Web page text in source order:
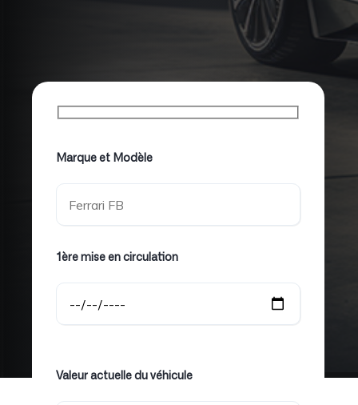
Marque et Modèle
1ère mise en circulation
Valeur actuelle du véhicule